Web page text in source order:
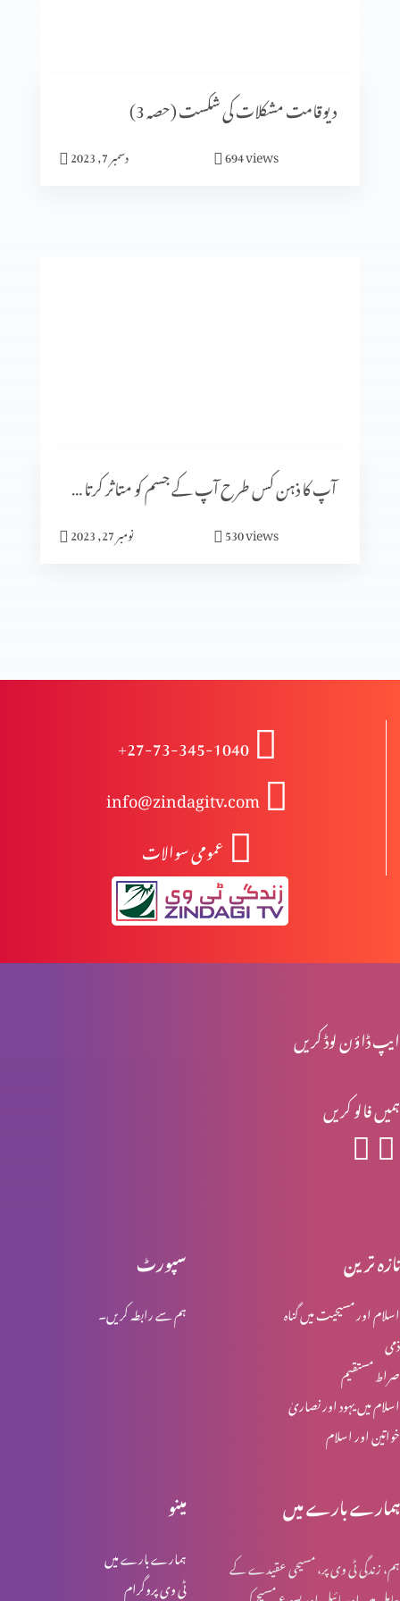
میں جلدی میں مگر خدا نہیں
گلتیوں (حصہ 2)
درد سے پاک راستے کے خطرات (2-2)
درد سے پاک راستے کے خطرات (1-2)
یسوع کی تمثیلیں: خود کو پرکھنا (2-2)
دیوقامت مشکلات کی شکست (حصہ 3)
دسمبر 7, 2023 694views
آپ کا ذہن کس طرح آپ کے جسم کو متاثر کرتا ہے (پارٹ 2)
نومبر 27, 2023 530views
+27-73-345-1040
info@zindagitv.com
عمومی سوالات
ایپ ڈاؤن لوڈ کریں
ہمیں فالو کریں
سپورٹ
ہم سے رابطہ کریں۔
تازہ ترین
اسلام اور مسیحیت میں گناہ
ذمی
صراط مستقیم
اسلام میں یہود اور نصاریٰ
خواتین اور اسلام
مینو
ہمارے بارے میں
ٹی وی پروگرام
ہمارے بارے میں
ہم، زندگی ٹی وی پر، مسیحی عقیدے کے